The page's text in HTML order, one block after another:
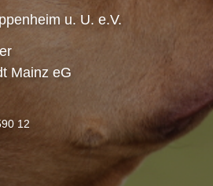
u. U. e.V.
Mainz eG
12